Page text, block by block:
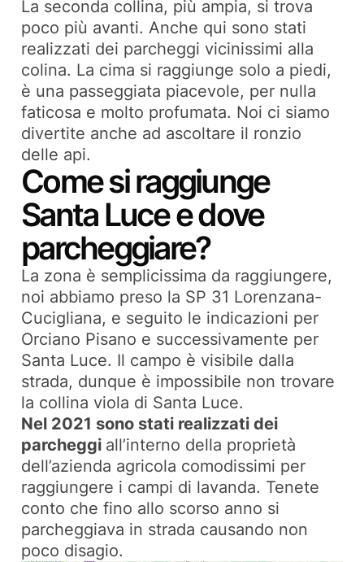
La seconda collina, più ampia, si trova
poco più avanti. Anche qui sono stati
realizzati dei parcheggi vicinissimi alla
colina. La cima si raggiunge solo a piedi,
è una passeggiata piacevole, per nulla
faticosa e molto profumata. Noi ci siamo
divertite anche ad ascoltare il ronzio
delle api.
Come si raggiunge
Santa Luce e dove
parcheggiare?
La zona è semplicissima da raggiungere,
noi abbiamo preso la SP 31 Lorenzana-
Cucigliana, e seguito le indicazioni per
Orciano Pisano e successivamente per
Santa Luce. Il campo è visibile dalla
strada, dunque è impossibile non trovare
la collina viola di Santa Luce.
Nel 2021 sono stati realizzati dei
parcheggi all’interno della proprietà
dell’azienda agricola comodissimi per
raggiungere i campi di lavanda. Tenete
conto che fino allo scorso anno si
parcheggiava in strada causando non
poco disagio.